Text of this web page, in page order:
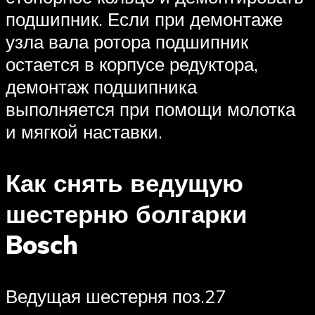
подшипник. Если при демонтаже
узла вала ротора подшипник
остается в корпусе редуктора,
демонтаж подшипника
выполняется при помощи молотка
и мягкой наставки.
Как снять ведущую
шестерню болгарки
Bosch
Ведущая шестерня поз.27